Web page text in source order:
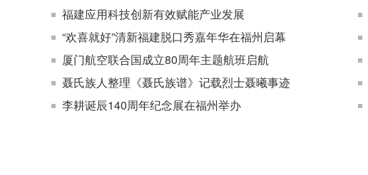
福建应用科技创新有效赋能产业发展
“欢喜就好”清新福建脱口秀嘉年华在福州启幕
厦门航空联合国成立80周年主题航班启航
聂氏族人整理《聂氏族谱》记载烈士聂曦事迹
李耕诞辰140周年纪念展在福州举办